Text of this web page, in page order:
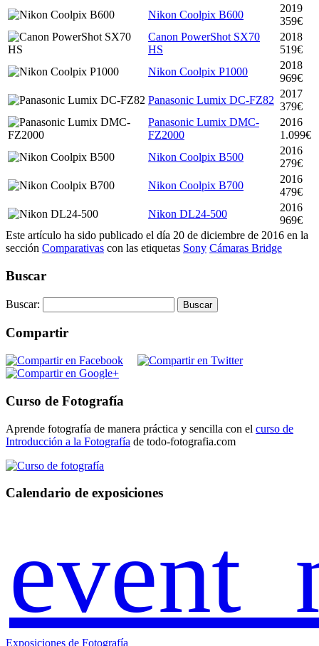
Nikon Coolpix B600
2019
359€
Canon PowerShot SX70
HS
2018
519€
Nikon Coolpix P1000
2018
969€
Panasonic Lumix DC-FZ82
2017
379€
Panasonic Lumix DMC-
FZ2000
2016
1.099€
Nikon Coolpix B500
2016
279€
Nikon Coolpix B700
2016
479€
Nikon DL24-500
2016
969€
Este artículo ha sido publicado el día 20 de diciembre de 2016 en la
sección Comparativas con las etiquetas Sony Cámaras Bridge
Buscar
Buscar:
Compartir
Curso de Fotografía
Aprende fotografía de manera práctica y sencilla con el curso de
Introducción a la Fotografía de todo-fotografia.com
Calendario de exposiciones
Exposiciones de Fotografía